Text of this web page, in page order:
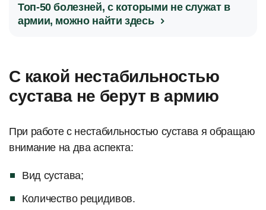
Топ-50 болезней, с которыми не служат в
армии, можно найти здесь
С какой нестабильностью
сустава не берут в армию
При работе с нестабильностью сустава я обращаю
внимание на два аспекта:
Вид сустава;
Количество рецидивов.